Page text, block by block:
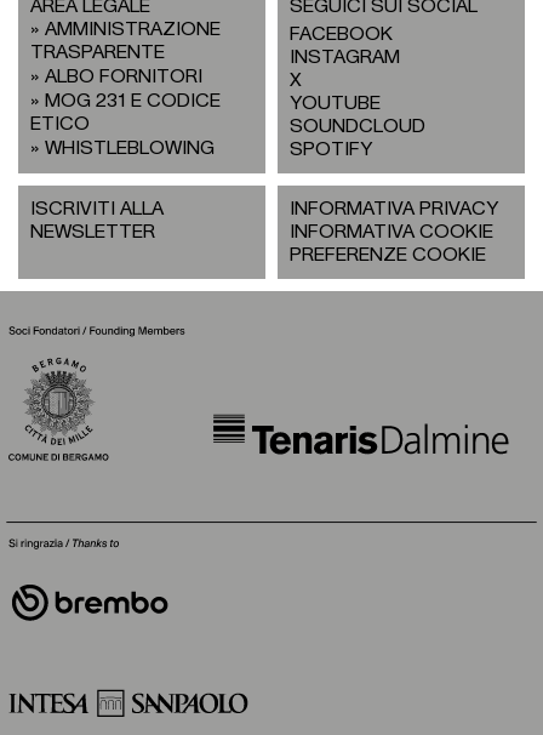
AREA LEGALE
AMMINISTRAZIONE
TRASPARENTE
ALBO FORNITORI
MOG 231 E CODICE
ETICO
WHISTLEBLOWING
SEGUICI SUI SOCIAL
FACEBOOK
INSTAGRAM
X
YOUTUBE
SOUNDCLOUD
SPOTIFY
ISCRIVITI ALLA
NEWSLETTER
INFORMATIVA PRIVACY
INFORMATIVA COOKIE
PREFERENZE COOKIE